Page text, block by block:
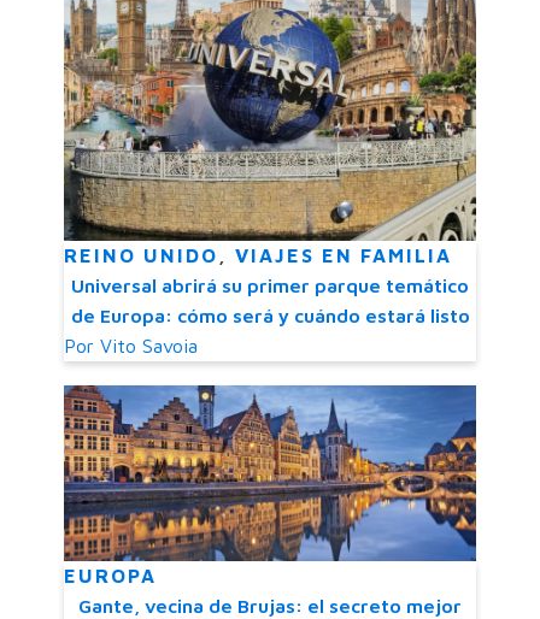
REINO UNIDO
VIAJES EN FAMILIA
Universal abrirá su primer parque temático
de Europa: cómo será y cuándo estará listo
Por Vito Savoia
EUROPA
Gante, vecina de Brujas: el secreto mejor